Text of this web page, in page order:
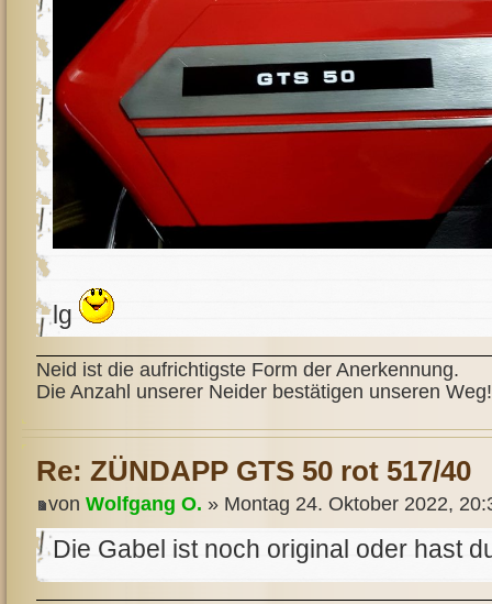
lg
Neid ist die aufrichtigste Form der Anerkennung.
Die Anzahl unserer Neider bestätigen unseren Weg!
Re: ZÜNDAPP GTS 50 rot 517/40
von Wolfgang O. » Montag 24. Oktober 2022,
Die Gabel ist noch original oder hast